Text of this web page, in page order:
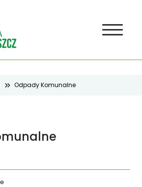
Odpady Komunalne